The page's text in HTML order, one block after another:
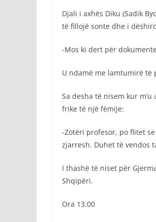
Djali i axhës Diku (Sadik
të fillojë sonte dhe i
-Mos ki dert për
U ndamë me lamtumirë të
Sa desha të nisem kur
frike të një fëmije:
-Zotëri profesor, po flitet
zjarresh. Duhet të vendos
I thashë të niset për
Shqipëri.
Ora 13.00